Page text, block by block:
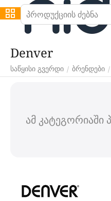
Denver
საწყისი გვერდი / ბრენდები /
ამ კატეგორიაში